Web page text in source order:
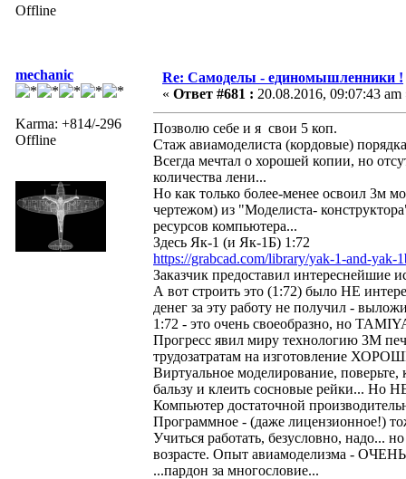
Offline
mechanic
Karma: +814/-296
Offline
Re: Самоделы - единомышленники !
« Ответ #681 : 20.08.2016, 09:07:43 am
Позволю себе и я свои 5 коп.
Стаж авиамоделиста (кордовые)
Всегда мечтал о хорошей копии, но
количества лени...
Но как только более-менее освоил 3м
чертежом) из "Моделиста-
ресурсов компьютера...
Здесь Як-1 (и Як-1Б) 1:72
https://grabcad.com/library/yak-1-and-yak-
Заказчик предоставил интереснейшие
А вот строить это (1:72) было НЕ
денег за эту работу не получил -
1:72 - это очень своеобразно, но
Прогресс явил миру технологию 3М
трудозатратам на изготовление
Виртуальное моделирование,
бальзу и клеить сосновые рейки... Но
Компьютер достаточной
Программное - (даже лицензионное!)
Учиться работать, безусловно,
возрасте. Опыт авиамоделизма - ОЧЕНЬ
...пардон за многословие...